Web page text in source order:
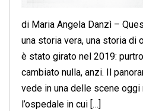
di Maria Angela Danzì –
una storia vera, una storia di
è stato girato nel 2019:
cambiato nulla, anzi. Il
vede in una delle scene oggi
l’ospedale in cui […]